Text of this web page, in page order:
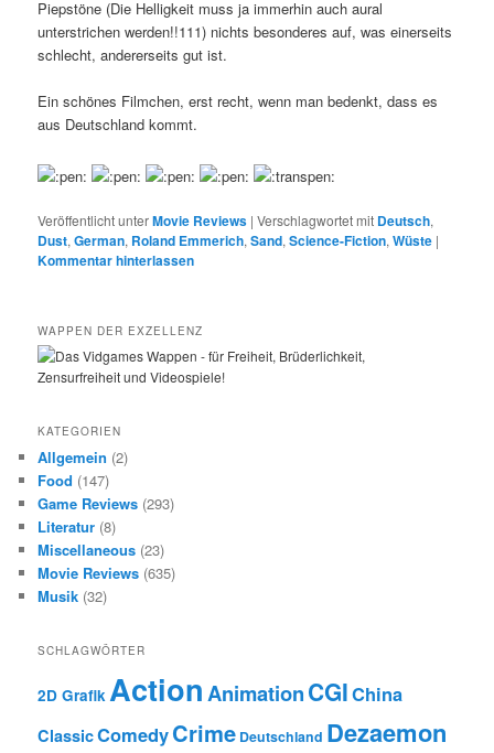
Piepstöne (Die Helligkeit muss ja immerhin auch aural
unterstrichen werden!!111) nichts besonderes auf, was einerseits
schlecht, andererseits gut ist.
Ein schönes Filmchen, erst recht, wenn man bedenkt, dass es
aus Deutschland kommt.
Veröffentlicht unterMovie Reviews |Verschlagwortet mit Deutsch,
Dust,German, Roland Emmerich,Sand,Science-Fiction,Wüste |
Kommentar hinterlassen
WAPPEN DER EXZELLENZ
KATEGORIEN
Allgemein (2)
Food (147)
Game Reviews (293)
Literatur (8)
Miscellaneous (23)
Movie Reviews (635)
Musik (32)
SCHLAGWÖRTER
2D GrafikActionAnimationCGIChina
ClassicComedyCrime Deutschland Dezaemon